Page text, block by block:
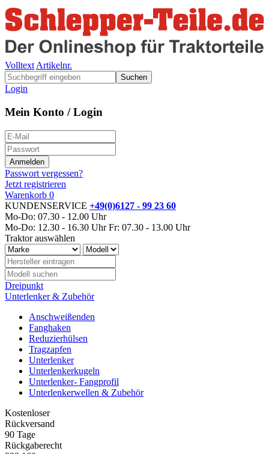
Volltext Artikelnr.
Suchen
Login
Mein Konto / Login
Passwort vergessen?
Jetzt registrieren
Warenkorb 0
KUNDENSERVICE +49(0)6127 - 99 23 60
Mo-Do: 07.30 - 12.00 Uhr
Mo-Do: 12.30 - 16.30 Uhr Fr: 07.30 - 13.00 Uhr
Traktor auswählen
Dreipunkt
Unterlenker & Zubehör
Anschweißenden
Fanghaken
Reduzierhülsen
Tragzapfen
Unterlenker
Unterlenkerkugeln
Unterlenker- Fangprofil
Unterlenkerwellen & Zubehör
Kostenloser
Rückversand
90 Tage
Rückgaberecht